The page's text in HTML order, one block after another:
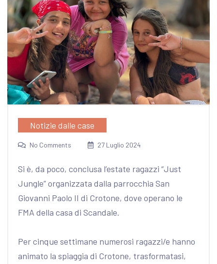
Notizie dalle case
No Comments 27 Luglio 2024
Si è, da poco, conclusa l’estate ragazzi “Just
Jungle” organizzata dalla parrocchia San
Giovanni Paolo II di Crotone, dove operano le
FMA della casa di Scandale.
Per cinque settimane numerosi ragazzi/e hanno
animato la spiaggia di Crotone, trasformatasi,